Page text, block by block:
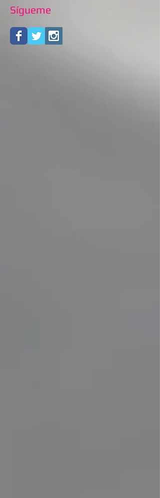
Sígueme